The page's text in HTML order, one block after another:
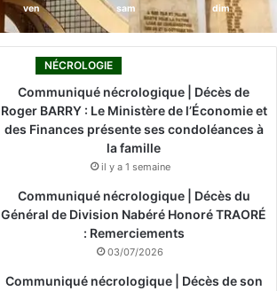
ven sam dim
NÉCROLOGIE
Communiqué nécrologique | Décès de
Roger BARRY : Le Ministère de l’Économie et
des Finances présente ses condoléances à
la famille
il y a 1 semaine
Communiqué nécrologique | Décès du
Général de Division Nabéré Honoré TRAORÉ
: Remerciements
03/07/2026
Communiqué nécrologique | Décès de son